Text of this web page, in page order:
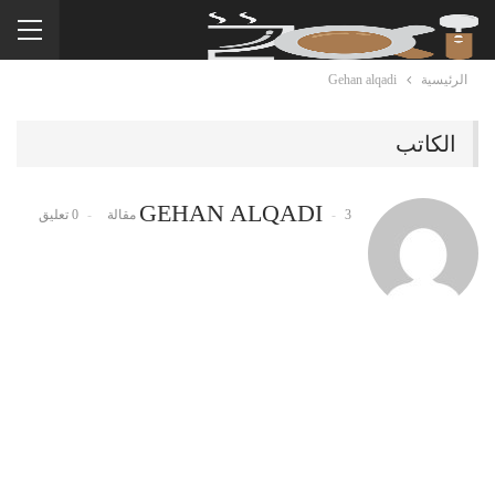
الرئيسية Gehan alqadi
الكاتب
GEHAN ALQADI 3 مقالة 0 تعليق